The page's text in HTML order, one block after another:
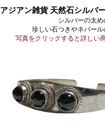
アジアン雑貨 天然石シルバ
シルバーの太
珍しい石つきやネパー
写真をクリックすると詳しい